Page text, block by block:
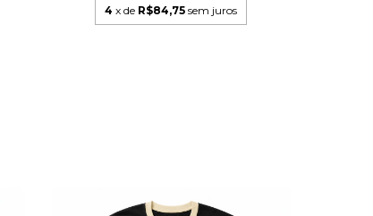
4 x de R$84,75 sem juros